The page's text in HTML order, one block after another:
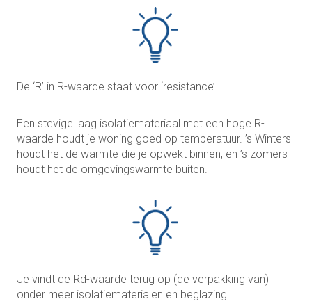
De ‘R’ in R-waarde staat voor ‘resistance’.
Een stevige laag isolatiemateriaal met een hoge R-
waarde houdt je woning goed op temperatuur. ’s Winters
houdt het de warmte die je opwekt binnen, en ’s zomers
houdt het de omgevingswarmte buiten.
Je vindt de Rd-waarde terug op (de verpakking van)
onder meer isolatiematerialen en beglazing.